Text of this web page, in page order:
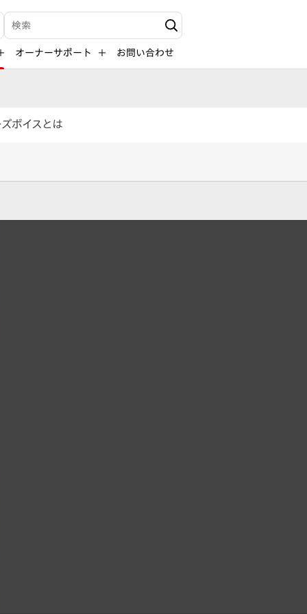
検索キーワード入力
オーナーサポート お問い合わせ
ボイスとは